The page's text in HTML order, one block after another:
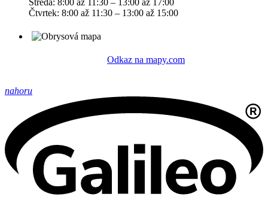
Čtvrtek: 8:00 až 11:30 – 13:00 až 15:00
Odkaz na mapy.com
nahoru